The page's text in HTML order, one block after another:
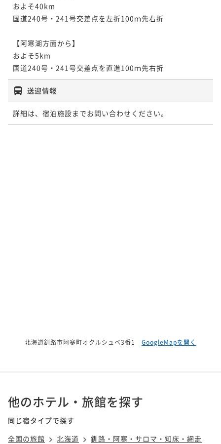
およそ40km
国道240号・241号交差点を左折100ｍ先右折
【阿寒湖方面から】
およそ5km
国道240号・241号交差点を直進100ｍ先右折
送迎情報
詳細は、宿泊施設までお問い合わせください。
北海道釧路市阿寒町オクルシュべ3番1 GoogleMapを開く
他のホテル・旅館を探す
同じ宿タイプで探す
全国の旅館
北海道 釧路・阿寒・サロマ・知床・網走